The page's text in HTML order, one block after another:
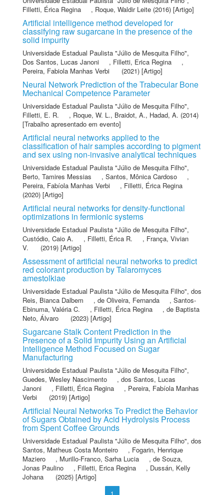
Filletti, Érica Regina
, Roque, Waldir Leite (2016) [Artigo]
Artificial intelligence method developed for
classifying raw sugarcane in the presence of the
solid impurity
Universidade Estadual Paulista "Júlio de Mesquita Filho",
Dos Santos, Lucas Janoni
, Filletti, Erica Regina
,
Pereira, Fabiola Manhas Verbi
(2021) [Artigo]
Neural Network Prediction of the Trabecular Bone
Mechanical Competence Parameter
Universidade Estadual Paulista "Júlio de Mesquita Filho",
Filletti, E. R.
, Roque, W. L., Braidot, A., Hadad, A. (2014)
[Trabalho apresentado em evento]
Artificial neural networks applied to the
classification of hair samples according to pigment
and sex using non-invasive analytical techniques
Universidade Estadual Paulista "Júlio de Mesquita Filho",
Berto, Tamires Messias
, Santos, Mônica Cardoso
,
Pereira, Fabíola Manhas Verbi
, Filletti, Érica Regina
(2020) [Artigo]
Artificial neural networks for density-functional
optimizations in fermionic systems
Universidade Estadual Paulista "Júlio de Mesquita Filho",
Custódio, Caio A.
, Filletti, Érica R. , França, Vivian
V.
(2019) [Artigo]
Assessment of artificial neural networks to predict
red colorant production by Talaromyces
amestolkiae
Universidade Estadual Paulista "Júlio de Mesquita Filho", dos
Reis, Bianca Dalbem
, de Oliveira, Fernanda , Santos-
Ebinuma, Valéria C.
, Filletti, Érica Regina , de Baptista
Neto, Álvaro
(2023) [Artigo]
Sugarcane Stalk Content Prediction in the
Presence of a Solid Impurity Using an Artificial
Intelligence Method Focused on Sugar
Manufacturing
Universidade Estadual Paulista "Júlio de Mesquita Filho",
Guedes, Wesley Nascimento
, dos Santos, Lucas
Janoni
, Filletti, Érica Regina , Pereira, Fabíola Manhas
Verbi
(2019) [Artigo]
Artificial Neural Networks To Predict the Behavior
of Sugars Obtained by Acid Hydrolysis Process
from Spent Coffee Grounds
Universidade Estadual Paulista "Júlio de Mesquita Filho", dos
Santos, Matheus Costa Monteiro
, Fogarin, Henrique
Maziero
, Murillo-Franco, Sarha Lucia , de Souza,
Jonas Paulino
, Filletti, Erica Regina , Dussán, Kelly
Johana
(2025) [Artigo]
1